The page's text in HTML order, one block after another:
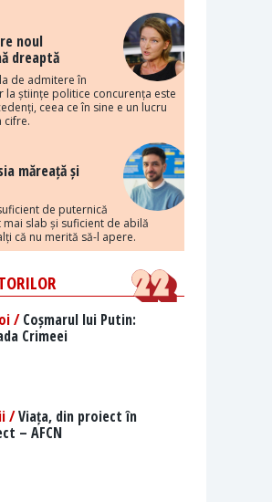
noul
dreaptă
de admitere în
la științe politice concurența este
ceea ce în sine e un lucru
cifre.
măreață și
de puternică
slab și suficient de abilă
că nu merită să-l apere.
/Coșmarul lui Putin:
Crimeei
/Viața, din proiect în
– AFCN